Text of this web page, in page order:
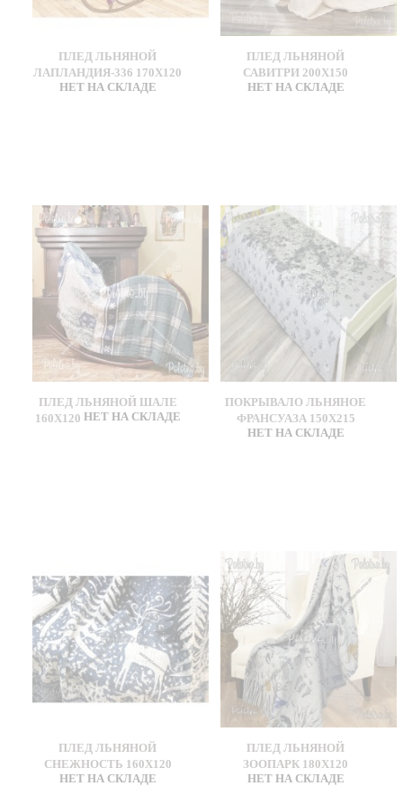
ПЛЕД ЛЬНЯНОЙ
ЛАПЛАНДИЯ-336 170Х120
НЕТ НА СКЛАДЕ
ПЛЕД ЛЬНЯНОЙ
САВИТРИ 200Х150
НЕТ НА СКЛАДЕ
ПЛЕД ЛЬНЯНОЙ ШАЛЕ
160Х120 НЕТ НА СКЛАДЕ
ПОКРЫВАЛО ЛЬНЯНОЕ
ФРАНСУАЗА 150Х215
НЕТ НА СКЛАДЕ
ПЛЕД ЛЬНЯНОЙ
СНЕЖНОСТЬ 160Х120
НЕТ НА СКЛАДЕ
ПЛЕД ЛЬНЯНОЙ
ЗООПАРК 180Х120
НЕТ НА СКЛАДЕ